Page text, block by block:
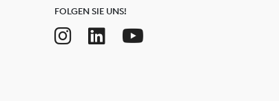
FOLGEN SIE UNS!